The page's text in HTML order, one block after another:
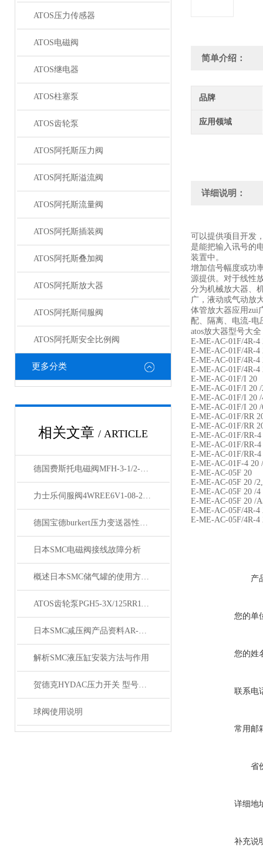
ATOS压力传感器
ATOS电磁阀
ATOS继电器
ATOS柱塞泵
ATOS齿轮泵
ATOS阿托斯压力阀
ATOS阿托斯溢流阀
ATOS阿托斯流量阀
ATOS阿托斯插装阀
ATOS阿托斯叠加阀
ATOS阿托斯放大器
ATOS阿托斯伺服阀
ATOS阿托斯安全比例阀
更多分类
相关文章 / ARTICLE
德国费斯托电磁阀MFH-3-1/2-S 现货
力士乐伺服阀4WREE6V1-08-2X/G24K31/F1V上海库存
德国宝德burkert压力变送器性能与用途
日本SMC电磁阀接线故障分析
概述日本SMC储气罐的使用方法与工作原理
ATOS齿轮泵PGH5-3X/125RR11VU2型号
日本SMC减压阀产品资料AR-D系列
解析SMC液压缸安装方法与作用
贺德克HYDAC压力开关 型号齐全
球阀使用说明
简单介绍：
品牌
应用领域
详细说明：
可以提供项目开发
是能把输入讯号的
装置中。
增加信号幅度或功
源提供。对于线性
分为机械放大器、
广，液动或气动放
体管放大器应用zui
配、隔离、电流-电
atos放大器型号大全
E-ME-AC-01F/4R-4
E-ME-AC-01F/4R-4
E-ME-AC-01F/4R-4
E-ME-AC-01F/4R-4
E-ME-AC-01F/I 20
E-ME-AC-01F/I 20 /
E-ME-AC-01F/I 20 /
E-ME-AC-01F/I 20 /
E-ME-AC-01F/RR
E-ME-AC-01F/RR
E-ME-AC-01F/RR-4
E-ME-AC-01F/RR-4
E-ME-AC-01F/RR-4
E-ME-AC-01F-4
E-ME-AC-05F 20
E-ME-AC-05F 20 /
E-ME-AC-05F 20
E-ME-AC-05F 20
E-ME-AC-05F/
E-ME-AC-05F/
产
您的单
您的姓
联系电
常用邮
省
详细地
补充说